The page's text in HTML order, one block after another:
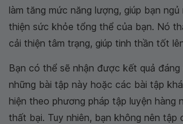
làm tăng mức năng lượng, giúp bạn
thiện sức khỏe tổng thể của bạn. Nó
cải thiện tâm trạng, giúp tinh thần tốt
Bạn có thể sẽ nhận được kết quả đáng
những bài tập này hoặc các bài tập
hiện theo phương pháp tập luyện hàng
thất bại. Tuy nhiên, bạn không nên tập